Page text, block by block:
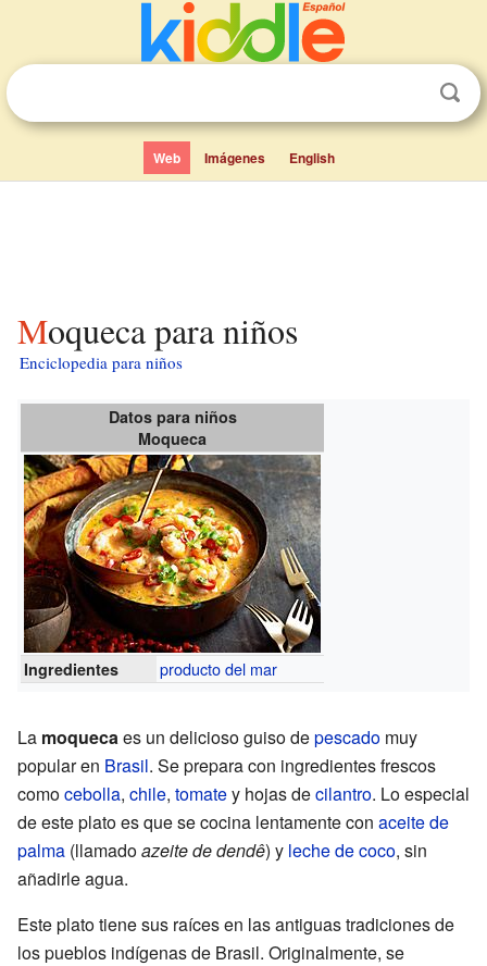
Web Imágenes English
Moqueca para niños
Enciclopedia para niños
Datos para niños
Moqueca
Ingredientes producto del mar
La moquecaes un delicioso guiso depescado muy
popular en Brasil. Se prepara con ingredientes frescos
comocebolla, chile, tomatey hojas decilantro. Lo especial
de este plato es que se cocina lentamente con aceite de
palma (llamadoazeite de dendê) y leche de coco, sin
añadirle agua.
Este plato tiene sus raíces en las antiguas tradiciones de
los pueblos indígenas de Brasil. Originalmente, se